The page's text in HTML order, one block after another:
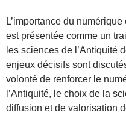
L’importance du
est présentée comme un
les sciences de l’Antiquité
enjeux décisifs sont
volonté de renforcer le
l’Antiquité, le choix de la
diffusion et de valorisation